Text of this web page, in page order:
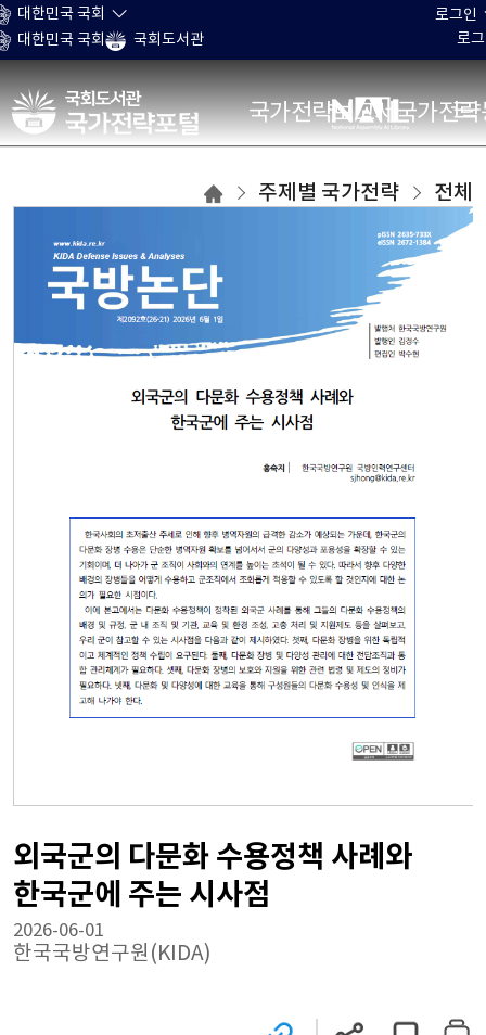
본문 바로가기
대한민국 국회
대한민국 국회
국회도서관
로그인
로
국가전략포털 국가전략보고서 국가전
주제별
이동
주제별 국가전략 전체
외국군의 다문화 수용정책 사례와
한국군에 주는 시사점
한국국방연구원(KIDA)
2026-06-01
관련
현재
게시글